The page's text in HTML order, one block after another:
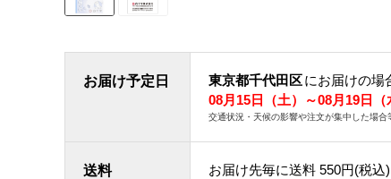
お届け予定日 東京都千代田区にお届けの場
08月15日（土）～08月19日（
交通状況・天候の影響や注文が集中した場合
送料 お届け先毎に送料 550円(税込)